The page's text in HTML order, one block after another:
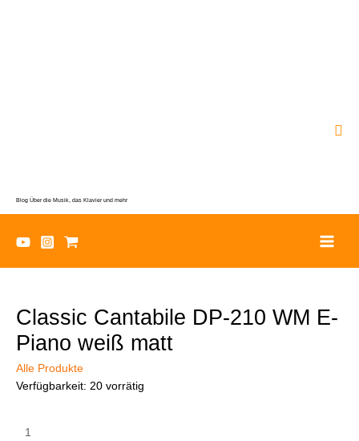
Blog Über die Musik, das Klavier und mehr
Classic Cantabile DP-210 WM E-
Piano weiß matt
Alle Produkte
Verfügbarkeit: 20 vorrätig